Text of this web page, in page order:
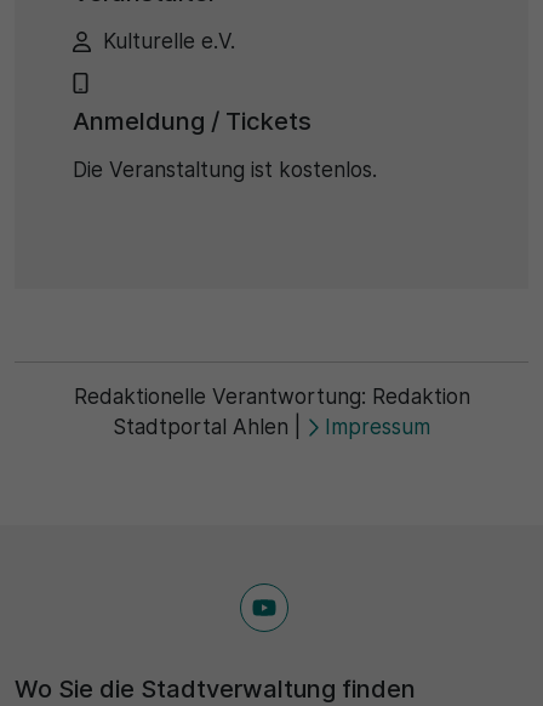
Kulturelle e.V.
Anmeldung / Tickets
Die Veranstaltung ist kostenlos.
Redaktionelle Verantwortung: Redaktion
Stadtportal Ahlen
Impressum
Wo Sie die Stadtverwaltung finden